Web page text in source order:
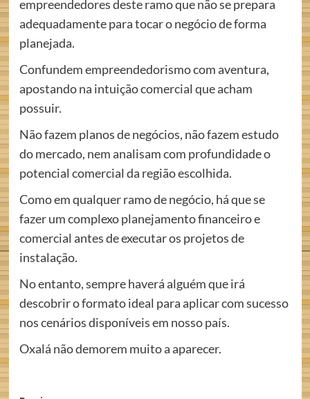
empreendedores deste ramo que não se prepara
adequadamente para tocar o negócio de forma
planejada.
Confundem empreendedorismo com aventura,
apostando na intuição comercial que acham
possuir.
Não fazem planos de negócios, não fazem estudo
do mercado, nem analisam com profundidade o
potencial comercial da região escolhida.
Como em qualquer ramo de negócio, há que se
fazer um complexo planejamento financeiro e
comercial antes de executar os projetos de
instalação.
No entanto, sempre haverá alguém que irá
descobrir o formato ideal para aplicar com sucesso
nos cenários disponíveis em nosso país.
Oxalá não demorem muito a aparecer.